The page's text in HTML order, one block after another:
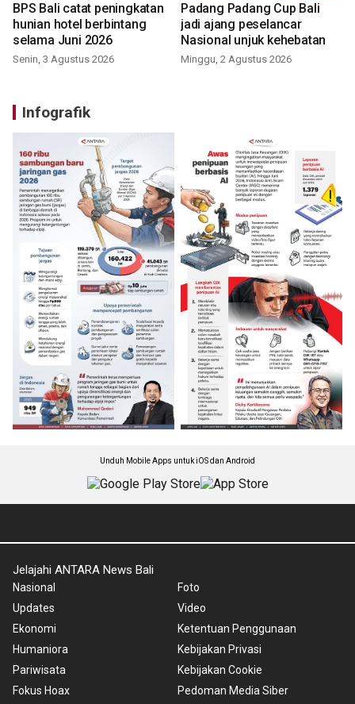
BPS Bali catat peningkatan
hunian hotel berbintang
selama Juni 2026
Senin, 3 Agustus 2026
Padang Padang Cup Bali
jadi ajang peselancar
Nasional unjuk kehebatan
Minggu, 2 Agustus 2026
Infografik
Unduh Mobile Apps untuk iOS dan Android
Jelajahi ANTARA News Bali
Nasional
Updates
Ekonomi
Humaniora
Pariwisata
Fokus Hoax
Foto
Video
Ketentuan Penggunaan
Kebijakan Privasi
Kebijakan Cookie
Pedoman Media Siber